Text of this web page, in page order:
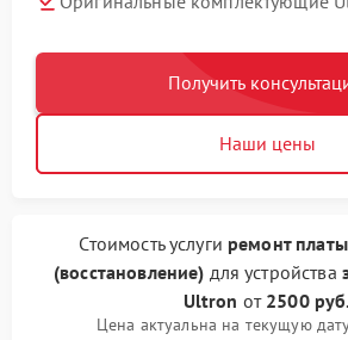
Получить
Наши цены
Стоимость услуги ремонт
(восстановление) для устройства
Ultron от 2500 руб.
Цена актуальна на текущую